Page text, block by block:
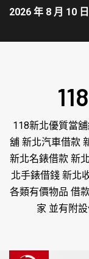
2026 年 8 月 10 日
118新北優質當
舖 新北汽車借款
新北名錶借款 新
北手錶借錢 新北
各類有價物品 借
家 並有附